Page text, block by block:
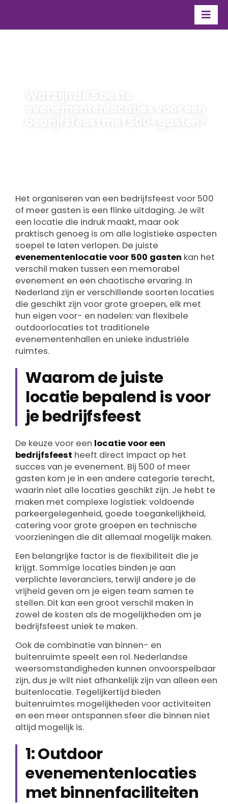
inhoud
Wat zijn de 5 beste
evenementenlocaties voor een
bedrijfsfeest met 500+ gasten?
Het organiseren van een bedrijfsfeest voor 500
of meer gasten is een flinke uitdaging. Je wilt
een locatie die indruk maakt, maar ook
praktisch genoeg is om alle logistieke aspecten
soepel te laten verlopen. De juiste
evenementenlocatie voor 500 gasten kan het
verschil maken tussen een memorabel
evenement en een chaotische ervaring. In
Nederland zijn er verschillende soorten locaties
die geschikt zijn voor grote groepen, elk met
hun eigen voor- en nadelen: van flexibele
outdoorlocaties tot traditionele
evenementenhallen en unieke industriële
ruimtes.
Waarom de juiste
locatie bepalend is voor
je bedrijfsfeest
De keuze voor een locatie voor een
bedrijfsfeest heeft direct impact op het
succes van je evenement. Bij 500 of meer
gasten kom je in een andere categorie terecht,
waarin niet alle locaties geschikt zijn. Je hebt te
maken met complexe logistiek: voldoende
parkeergelegenheid, goede toegankelijkheid,
catering voor grote groepen en technische
voorzieningen die dit allemaal mogelijk maken.
Een belangrijke factor is de flexibiliteit die je
krijgt. Sommige locaties binden je aan
verplichte leveranciers, terwijl andere je de
vrijheid geven om je eigen team samen te
stellen. Dit kan een groot verschil maken in
zowel de kosten als de mogelijkheden om je
bedrijfsfeest uniek te maken.
Ook de combinatie van binnen- en
buitenruimte speelt een rol. Nederlandse
weersomstandigheden kunnen onvoorspelbaar
zijn, dus je wilt niet afhankelijk zijn van alleen een
buitenlocatie. Tegelijkertijd bieden
buitenruimtes mogelijkheden voor activiteiten
en een meer ontspannen sfeer die binnen niet
altijd mogelijk is.
1: Outdoor
evenementenlocaties
met binnenfaciliteiten